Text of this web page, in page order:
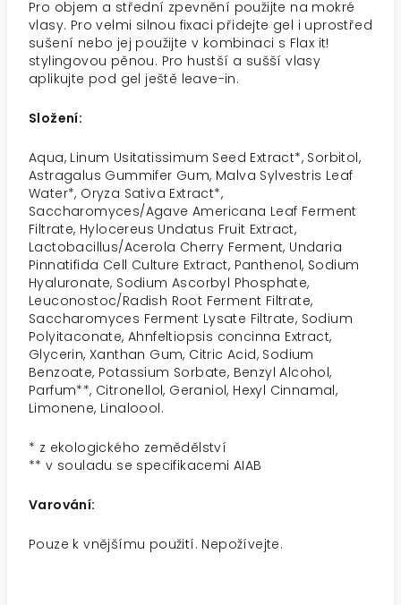
Pro objem a střední zpevnění použijte na mokré
vlasy. Pro velmi silnou fixaci přidejte gel i uprostřed
sušení nebo jej použijte v kombinaci s Flax it!
stylingovou pěnou. Pro hustší a sušší vlasy
aplikujte pod gel ještě leave-in.
Složení:
Aqua, Linum Usitatissimum Seed Extract*, Sorbitol,
Astragalus Gummifer Gum, Malva Sylvestris Leaf
Water*, Oryza Sativa Extract*,
Saccharomyces/Agave Americana Leaf Ferment
Filtrate, Hylocereus Undatus Fruit Extract,
Lactobacillus/Acerola Cherry Ferment, Undaria
Pinnatifida Cell Culture Extract, Panthenol, Sodium
Hyaluronate, Sodium Ascorbyl Phosphate,
Leuconostoc/Radish Root Ferment Filtrate,
Saccharomyces Ferment Lysate Filtrate, Sodium
Polyitaconate, Ahnfeltiopsis concinna Extract,
Glycerin, Xanthan Gum, Citric Acid, Sodium
Benzoate, Potassium Sorbate, Benzyl Alcohol,
Parfum**, Citronellol, Geraniol, Hexyl Cinnamal,
Limonene, Linaloool.
* z ekologického zemědělství
** v souladu se specifikacemi AIAB
Varování:
Pouze k vnějšímu použití. Nepožívejte.